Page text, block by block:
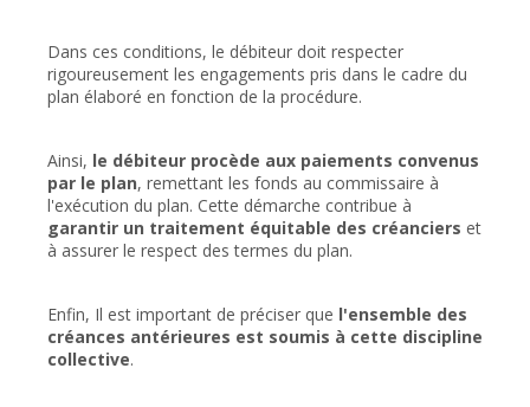
Dans ces conditions, le débiteur doit respecter
rigoureusement les engagements pris dans le cadre du
plan élaboré en fonction de la procédure.
Ainsi, le débiteur procède aux paiements convenus
par le plan, remettant les fonds au commissaire à
l'exécution du plan. Cette démarche contribue à
garantir un traitement équitable des créanciers et
à assurer le respect des termes du plan.
Enfin, Il est important de préciser que l'ensemble des
créances antérieures est soumis à cette discipline
collective.